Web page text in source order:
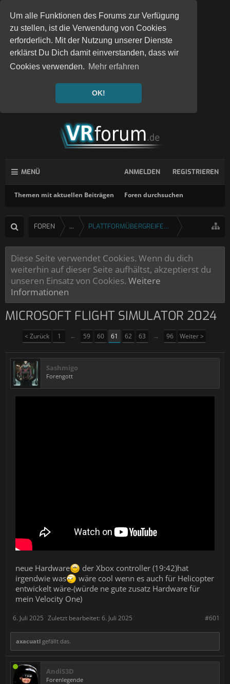
Um alle Funktionen des Forums zur Verfügung
zu stellen, ist die Verwendung von Cookies
erforderlich. Mit der Nutzung unserer Dienste
erklärst Du Dich damit einverstanden, dass wir
Cookies verwenden. Mehr erfahren
OK!
MENÜ
Themen mit aktuellen Beiträgen Foren durchsuchen
ANMELDEN REGISTRIEREN
FOREN ... PLATTFORMÜBERGREIFENDE SPIELE
Diese Seite verwendet Cookies. Wenn du dich
weiterhin auf dieser Seite aufhältst, akzeptierst du
unseren Einsatz von Cookies. Weitere
Informationen
MICROSOFT FLIGHT SIMULATOR 2024
< Zurück 1 ← 59 60 61 62 63 → 96 Weiter >
Sashmigo
Forengott
neue Hardware
der Xbox controller (19:42)hat
irgendwie was
wäre cool wenn es auch für Helicopter
entwickelt wäre-(würde ne gute zusatz Hardware für
mein Velocity One)
#601
6. Juli 2025 Zuletzt bearbeitet: 6. Juli 2025
axacuatl gefällt das.
AndiS3D
Forenlegende